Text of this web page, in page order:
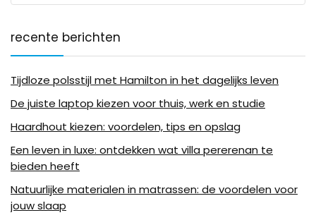
recente berichten
Tijdloze polsstijl met Hamilton in het dagelijks leven
De juiste laptop kiezen voor thuis, werk en studie
Haardhout kiezen: voordelen, tips en opslag
Een leven in luxe: ontdekken wat villa pererenan te
bieden heeft
Natuurlijke materialen in matrassen: de voordelen voor
jouw slaap